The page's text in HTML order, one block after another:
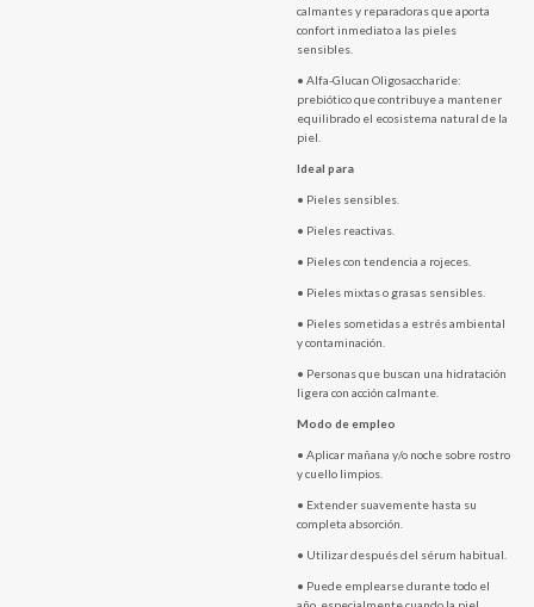
calmantes y reparadoras que aporta
confort inmediato a las pieles
sensibles.
• Alfa-Glucan Oligosaccharide:
prebiótico que contribuye a mantener
equilibrado el ecosistema natural de la
piel.
Ideal para
• Pieles sensibles.
• Pieles reactivas.
• Pieles con tendencia a rojeces.
• Pieles mixtas o grasas sensibles.
• Pieles sometidas a estrés ambiental
y contaminación.
• Personas que buscan una hidratación
ligera con acción calmante.
Modo de empleo
• Aplicar mañana y/o noche sobre rostro
y cuello limpios.
• Extender suavemente hasta su
completa absorción.
• Utilizar después del sérum habitual.
• Puede emplearse durante todo el
año, especialmente cuando la piel